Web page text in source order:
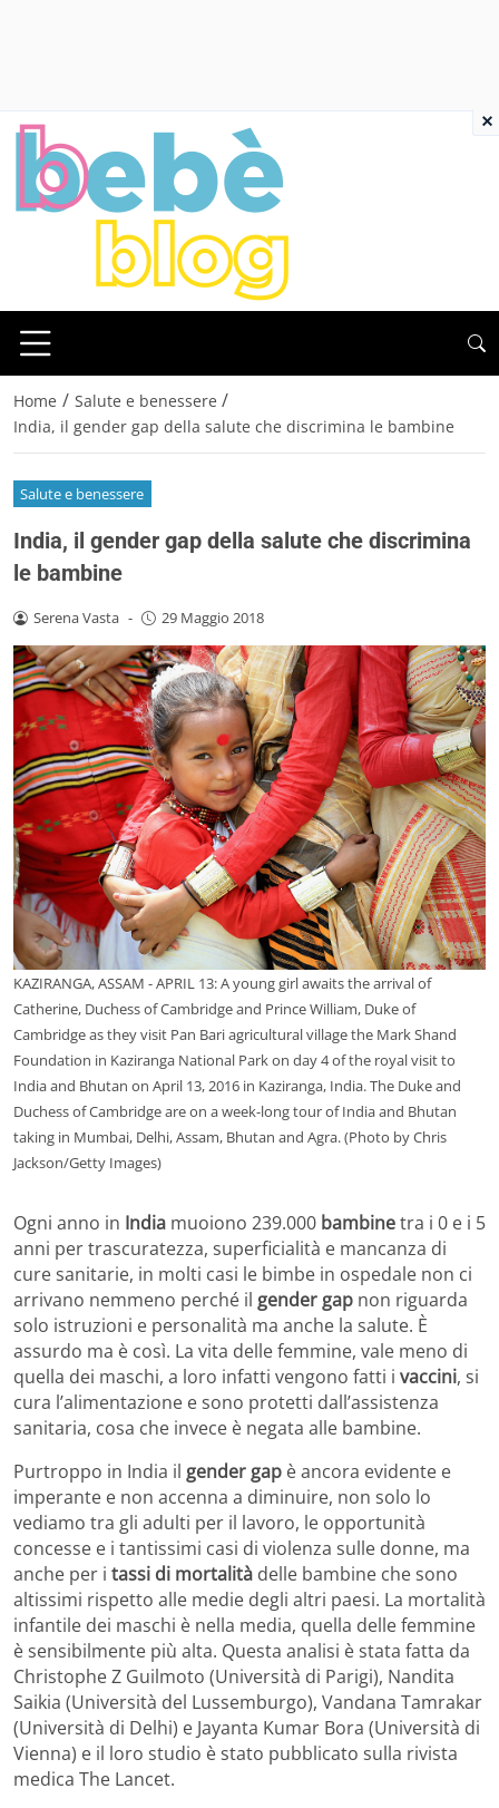
Home / Salute e benessere /
India, il gender gap della salute che discrimina le bambine
Salute e benessere
India, il gender gap della salute che discrimina
le bambine
Serena Vasta - 29 Maggio 2018
KAZIRANGA, ASSAM - APRIL 13: A young girl awaits the arrival of
Catherine, Duchess of Cambridge and Prince William, Duke of
Cambridge as they visit Pan Bari agricultural village the Mark Shand
Foundation in Kaziranga National Park on day 4 of the royal visit to
India and Bhutan on April 13, 2016 in Kaziranga, India. The Duke and
Duchess of Cambridge are on a week-long tour of India and Bhutan
taking in Mumbai, Delhi, Assam, Bhutan and Agra. (Photo by Chris
Jackson/Getty Images)
Ogni anno in India muoiono 239.000 bambinetra i 0 e i 5
anni per trascuratezza, superficialità e mancanza di
cure sanitarie, in molti casi le bimbe in ospedale non ci
arrivano nemmeno perché il gender gap non riguarda
solo istruzioni e personalità ma anche la salute. È
assurdo ma è così. La vita delle femmine, vale meno di
quella dei maschi, a loro infatti vengono fatti i vaccini, si
cura l’alimentazione e sono protetti dall’assistenza
sanitaria, cosa che invece è negata alle bambine.
Purtroppo in India il gender gap è ancora evidente e
imperante e non accenna a diminuire, non solo lo
vediamo tra gli adulti per il lavoro, le opportunità
concesse e i tantissimi casi di violenza sulle donne, ma
anche per i tassi di mortalità delle bambine che sono
altissimi rispetto alle medie degli altri paesi. La mortalità
infantile dei maschi è nella media, quella delle femmine
è sensibilmente più alta. Questa analisi è stata fatta da
Christophe Z Guilmoto (Università di Parigi), Nandita
Saikia (Università del Lussemburgo), Vandana Tamrakar
(Università di Delhi) e Jayanta Kumar Bora (Università di
Vienna) e il loro studio è stato pubblicato sulla rivista
medica The Lancet.
×